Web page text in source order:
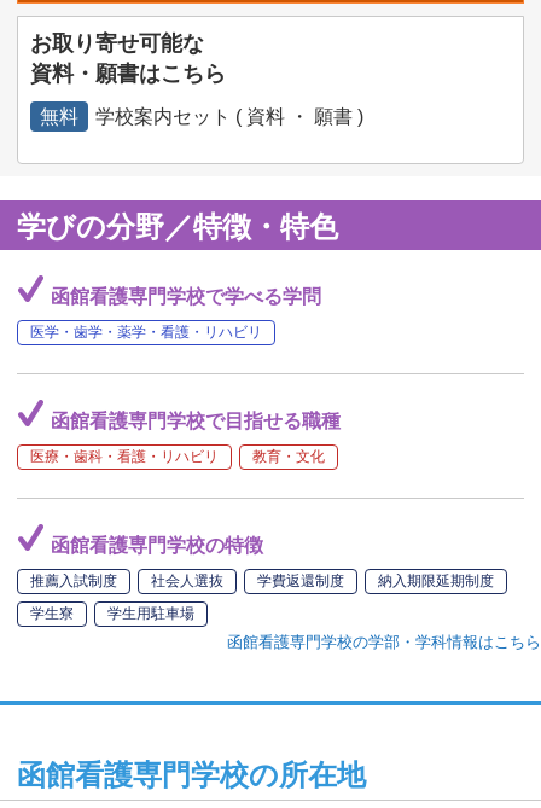
お取り寄せ可能な
資料・願書はこちら
無料 学校案内セット ( 資料 ・ 願書 )
学びの分野／特徴・特色
函館看護専門学校で学べる学問
医学・歯学・薬学・看護・リハビリ
函館看護専門学校で目指せる職種
医療・歯科・看護・リハビリ 教育・文化
函館看護専門学校の特徴
推薦入試制度 社会人選抜 学費返還制度
納入期限延期制度
学生寮
学生用駐車場
函館看護専門学校の学部・学科情報はこちら
函館看護専門学校の所在地